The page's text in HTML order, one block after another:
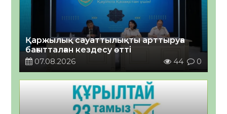
Қаржылық сауаттылықты арттыруға
бағытталған кездесу өтті
07.08.2026
44 0